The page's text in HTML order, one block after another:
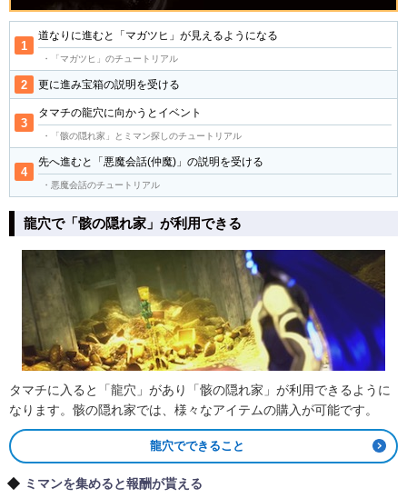
道なりに進むと「マガツヒ」が見えるようになる
・「マガツヒ」のチュートリアル
更に進み宝箱の説明を受ける
タマチの龍穴に向かうとイベント
・「骸の隠れ家」とミマン探しのチュートリアル
先へ進むと「悪魔会話(仲魔)」の説明を受ける
・悪魔会話のチュートリアル
龍穴で「骸の隠れ家」が利用できる
タマチに入ると「龍穴」があり「骸の隠れ家」が利用できるように
なります。骸の隠れ家では、様々なアイテムの購入が可能です。
龍穴でできること
ミマンを集めると報酬が貰える